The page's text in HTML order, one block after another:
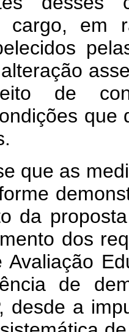
cargo, em
de
que as
da
dos
de
desde a